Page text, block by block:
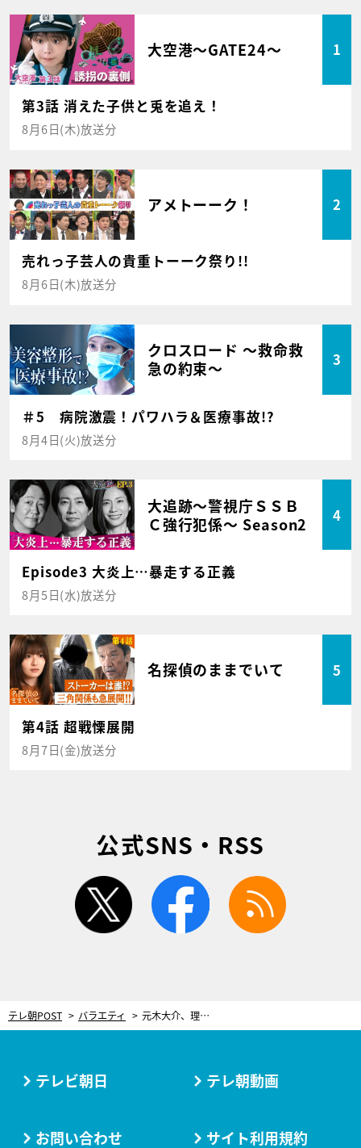
大空港～GATE24～ 1
第3話 消えた子供と兎を追え！
8月6日(木)放送分
アメトーーク！ 2
売れっ子芸人の貴重トーーク祭り!!
8月6日(木)放送分
クロスロード ～救命救
急の約束～
3
＃5 病院激震！パワハラ＆医療事故!?
8月4日(火)放送分
大追跡～警視庁ＳＳＢ
Ｃ強行犯係～ Season2
4
Episode3 大炎上…暴走する正義
8月5日(水)放送分
名探偵のままでいて 5
第4話 超戦慄展開
8月7日(金)放送分
公式SNS・RSS
twitter facebook
テレ朝POST バラエティ 元木大介、理想のポジションは長嶋一茂。3つの要素に憧れるも…プロ野球では“自分のほうが上”
テレビ朝日 テレ朝動画
お問い合わせ サイト利用規約